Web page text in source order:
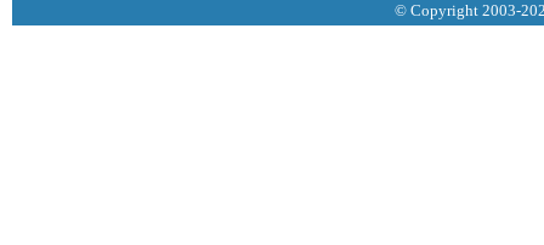
© Copyright 2003-